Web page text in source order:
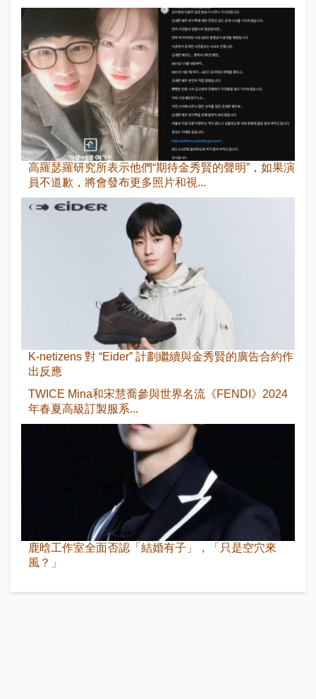
高羅瑟羅研究所表示他們“期待金秀賢的聲明”，如果演
員不道歉，將會發布更多照片和視...
K-netizens 對 “Eider” 計劃繼續與金秀賢的廣告合約作
出反應
TWICE Mina和宋慧喬參與世界名流《FENDI》2024
年春夏高級訂製服系...
鹿晗工作室全面否認「結婚有子」，「只是空穴來
風？」